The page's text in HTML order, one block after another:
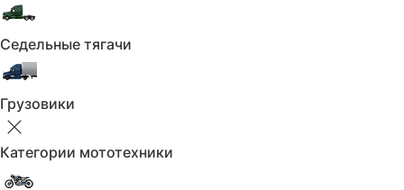
Седельные тягачи
Грузовики
Категории мототехники